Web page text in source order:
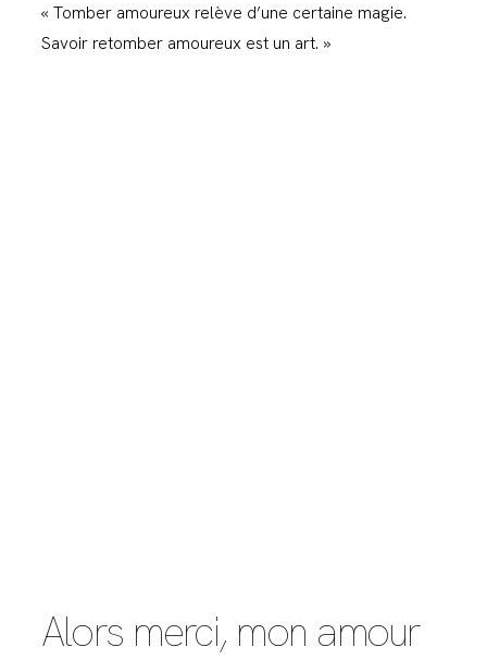
« Tomber amoureux relève d’une certaine magie.
Savoir retomber amoureux est un art. »
Alors merci, mon amour